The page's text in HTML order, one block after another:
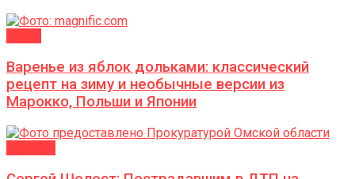
Варенье из яблок дольками: классический
рецепт на зиму и необычные версии из
Марокко, Польши и Японии